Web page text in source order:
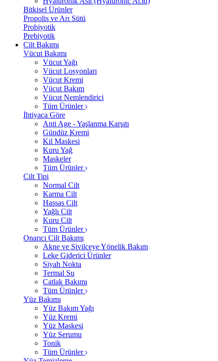
Bitkisel Ürünler
Propolis ve Arı Sütü
Probiyotik
Prebiyotik
Cilt Bakımı
Vücut Bakımı
Vücut Yağı
Vücut Losyonları
Vücut Kremi
Vücut Bakım
Vücut Nemlendirici
Tüm Ürünler
İhtiyaca Göre
Anti Age - Yaşlanma Karşıtı
Gündüz Kremi
Kil Maskesi
Kuru Yağ
Maskeler
Tüm Ürünler
Cilt Tipi
Normal Cilt
Karma Cilt
Hassas Cilt
Yağlı Cilt
Kuru Cilt
Tüm Ürünler
Onarıcı Cilt Bakımı
Akne ve Sivilceye Yönelik Bakım
Leke Giderici Ürünler
Siyah Nokta
Termal Su
Çatlak Bakımı
Tüm Ürünler
Yüz Bakımı
Yüz Bakım Yağı
Yüz Kremi
Yüz Maskesi
Yüz Serumu
Tonik
Tüm Ürünler